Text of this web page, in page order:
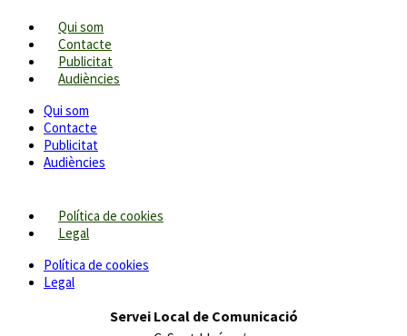
Qui som
Contacte
Publicitat
Audiències
Qui som
Contacte
Publicitat
Audiències
Política de cookies
Legal
Política de cookies
Legal
Servei Local de Comunicació